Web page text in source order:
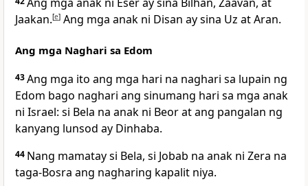
Jaakan.[e] Ang mga anak ni Disan ay sina Uz at Aran.
Ang mga Naghari sa Edom
43Ang mga ito ang mga hari na naghari sa lupain ng
Edom bago naghari ang sinumang hari sa mga anak
ni Israel: si Bela na anak ni Beor at ang pangalan ng
kanyang lunsod ay Dinhaba.
44 Nang mamatay si Bela, si Jobab na anak ni Zera na
taga-Bosra ang nagharing kapalit niya.